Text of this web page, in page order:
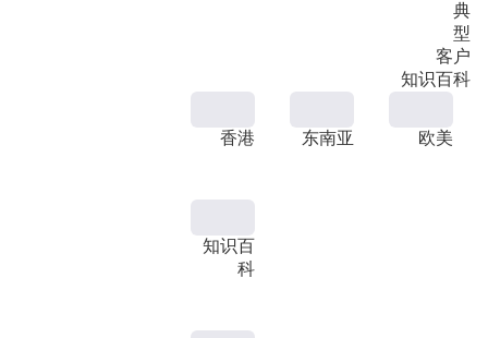
典
型
客户
知识百科
香港 东南亚 欧美
知识百
科